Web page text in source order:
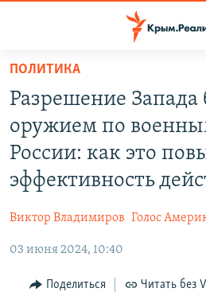
Вернуться
основному
содержанию
Вернутся
главной
Вернутся
СПЕЦПРОЕКТЫ
КАРТА ВОЕННЫХ ОБЪЕКТОВ КРЫМА
ВОДА
ИСТОРИЯ
ИНТЕРАКТИВ
ИНФОГРАФИКА
ТЕЛЕПРОЕКТ КРЫМ.РЕАЛИИ
РАДІО СВОБОДА
КАК ОБОЙТИ БЛОКИРОВКУ
ПОЛИТИКА
Разрешение Запада
оружием по
России: как это
эффективность
Виктор Владимиров Голос
03 июня 2024, 10:40
Поделиться Читать без